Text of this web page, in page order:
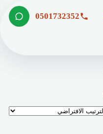
0501732352